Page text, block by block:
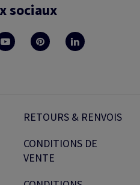
sociaux
RETOURS & RENVOIS
CONDITIONS DE
VENTE